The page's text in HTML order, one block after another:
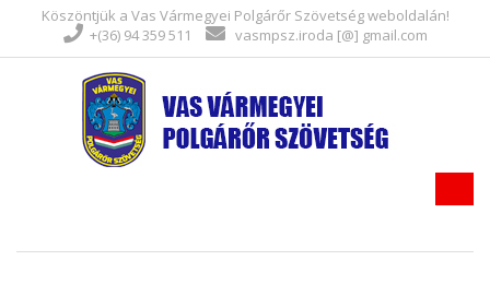
Köszöntjük a Vas Vármegyei Polgárőr Szövetség weboldalán!
+(36) 94 359 511
vasmpsz.iroda [@] gmail.com